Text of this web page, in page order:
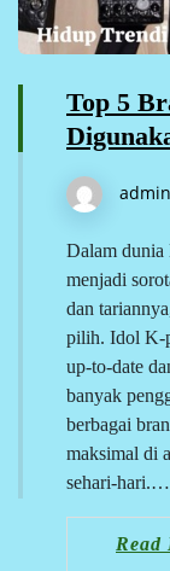
Top 5
admin
Dalam dunia
menjadi
dan
pilih. Idol K-
up-to-date
banyak
berbagai
maksimal di
sehari-hari.…
Read